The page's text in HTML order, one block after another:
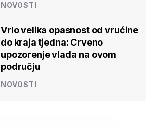
NOVOSTI
Vrlo velika opasnost od vrućine
do kraja tjedna: Crveno
upozorenje vlada na ovom
području
NOVOSTI